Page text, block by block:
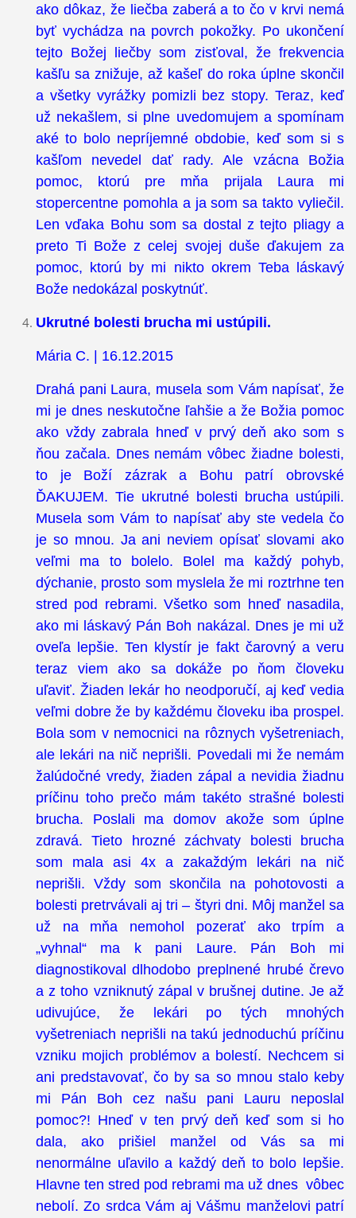
ako dôkaz, že liečba zaberá a to čo v krvi nemá
byť vychádza na povrch pokožky. Po ukončení
tejto Božej liečby som zisťoval, že frekvencia
kašľu sa znižuje, až kašeľ do roka úplne skončil
a všetky vyrážky pomizli bez stopy. Teraz, keď
už nekašlem, si plne uvedomujem a spomínam
aké to bolo nepríjemné obdobie, keď som si s
kašľom nevedel dať rady. Ale vzácna Božia
pomoc, ktorú pre mňa prijala Laura mi
stopercentne pomohla a ja som sa takto vyliečil.
Len vďaka Bohu som sa dostal z tejto pliagy a
preto Ti Bože z celej svojej duše ďakujem za
pomoc, ktorú by mi nikto okrem Teba láskavý
Bože nedokázal poskytnúť.
Ukrutné bolesti brucha mi ustúpili.
Mária C. | 16.12.2015
Drahá pani Laura, musela som Vám napísať, že
mi je dnes neskutočne ľahšie a že Božia pomoc
ako vždy zabrala hneď v prvý deň ako som s
ňou začala. Dnes nemám vôbec žiadne bolesti,
to je Boží zázrak a Bohu patrí obrovské
ĎAKUJEM. Tie ukrutné bolesti brucha ustúpili.
Musela som Vám to napísať aby ste vedela čo
je so mnou. Ja ani neviem opísať slovami ako
veľmi ma to bolelo. Bolel ma každý pohyb,
dýchanie, prosto som myslela že mi roztrhne ten
stred pod rebrami. Všetko som hneď nasadila,
ako mi láskavý Pán Boh nakázal. Dnes je mi už
oveľa lepšie. Ten klystír je fakt čarovný a veru
teraz viem ako sa dokáže po ňom človeku
uľaviť. Žiaden lekár ho neodporučí, aj keď vedia
veľmi dobre že by každému človeku iba prospel.
Bola som v nemocnici na rôznych vyšetreniach,
ale lekári na nič neprišli. Povedali mi že nemám
žalúdočné vredy, žiaden zápal a nevidia žiadnu
príčinu toho prečo mám takéto strašné bolesti
brucha. Poslali ma domov akože som úplne
zdravá. Tieto hrozné záchvaty bolesti brucha
som mala asi 4x a zakaždým lekári na nič
neprišli. Vždy som skončila na pohotovosti a
bolesti pretrvávali aj tri – štyri dni. Môj manžel sa
už na mňa nemohol pozerať ako trpím a
„vyhnal“ ma k pani Laure. Pán Boh mi
diagnostikoval dlhodobo preplnené hrubé črevo
a z toho vzniknutý zápal v brušnej dutine. Je až
udivujúce, že lekári po tých mnohých
vyšetreniach neprišli na takú jednoduchú príčinu
vzniku mojich problémov a bolestí. Nechcem si
ani predstavovať, čo by sa so mnou stalo keby
mi Pán Boh cez našu pani Lauru neposlal
pomoc?! Hneď v ten prvý deň keď som si ho
dala, ako prišiel manžel od Vás sa mi
nenormálne uľavilo a každý deň to bolo lepšie.
Hlavne ten stred pod rebrami ma už dnes vôbec
nebolí. Zo srdca Vám aj Vášmu manželovi patrí